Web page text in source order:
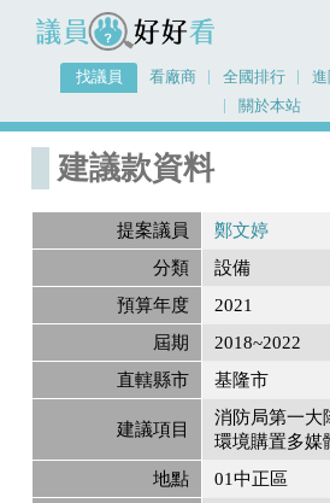
議員好好看
找議員 看廠商 全國排行
關於本站
首頁
建議款資料
提案議員
鄭文婷
分類
設備
預算年度
2021
屆期
2018~2022
直轄縣市
基隆市
建議項目
消防局第一大
環境購置多媒
地點
01中正區